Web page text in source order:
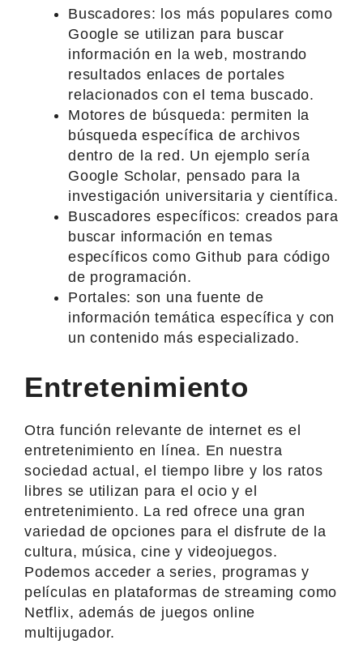
Buscadores: los más populares como
Google se utilizan para buscar
información en la web, mostrando
resultados enlaces de portales
relacionados con el tema buscado.
Motores de búsqueda: permiten la
búsqueda específica de archivos
dentro de la red. Un ejemplo sería
Google Scholar, pensado para la
investigación universitaria y científica.
Buscadores específicos: creados para
buscar información en temas
específicos como Github para código
de programación.
Portales: son una fuente de
información temática específica y con
un contenido más especializado.
Entretenimiento
Otra función relevante de internet es el
entretenimiento en línea. En nuestra
sociedad actual, el tiempo libre y los ratos
libres se utilizan para el ocio y el
entretenimiento. La red ofrece una gran
variedad de opciones para el disfrute de la
cultura, música, cine y videojuegos.
Podemos acceder a series, programas y
películas en plataformas de streaming como
Netflix, además de juegos online
multijugador.